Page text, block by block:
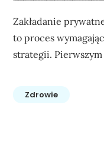
Zakładanie
to proces
strategii.
Zdrowie